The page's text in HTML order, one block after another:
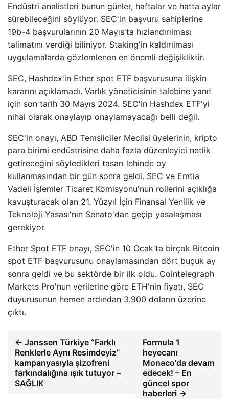
Endüstri analistleri bunun günler, haftalar ve hatta aylar
sürebileceğini söylüyor. SEC'in başvuru sahiplerine
19b-4 başvurularının 20 Mayıs'ta hızlandırılması
talimatını verdiği biliniyor. Staking'in kaldırılması
uygulamalarda gözlemlenen en önemli değişikliktir.
SEC, Hashdex'in Ether spot ETF başvurusuna ilişkin
kararını açıklamadı. Varlık yöneticisinin talebine yanıt
için son tarih 30 Mayıs 2024. SEC'in Hashdex ETF'yi
nihai olarak onaylayıp onaylamayacağı belli değil.
SEC'in onayı, ABD Temsilciler Meclisi üyelerinin, kripto
para birimi endüstrisine daha fazla düzenleyici netlik
getireceğini söyledikleri tasarı lehinde oy
kullanmasından bir gün sonra geldi. SEC ve Emtia
Vadeli İşlemler Ticaret Komisyonu'nun rollerini açıklığa
kavuşturacak olan 21. Yüzyıl İçin Finansal Yenilik ve
Teknoloji Yasası'nın Senato'dan geçip yasalaşması
gerekiyor.
Ether Spot ETF onayı, SEC'in 10 Ocak'ta birçok Bitcoin
spot ETF başvurusunu onaylamasından dört buçuk ay
sonra geldi ve bu sektörde bir ilk oldu. Cointelegraph
Markets Pro'nun verilerine göre ETH'nin fiyatı, SEC
duyurusunun hemen ardından 3.900 doların üzerine
çıktı.
← Janssen Türkiye “Farklı
Renklerle Aynı Resimdeyiz”
kampanyasıyla şizofreni
farkındalığına ışık tutuyor –
SAĞLIK
Formula 1
heyecanı
Monaco'da devam
edecek! – En
güncel spor
haberleri →